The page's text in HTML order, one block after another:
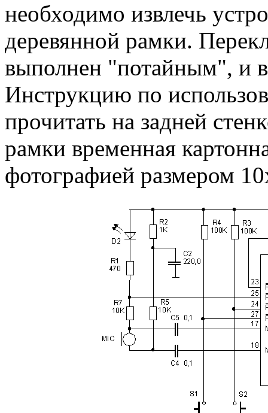
необходимо извлечь
деревянной рамки.
выполнен "потайным", и
Инструкцию по
прочитать на задней
рамки временная
фотографией размером